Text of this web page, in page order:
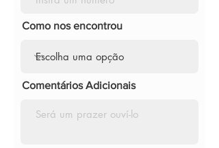
Como nos encontrou
Comentários Adicionais